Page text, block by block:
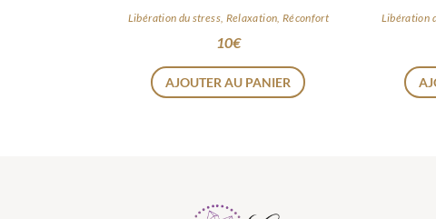
Libération du stress, Relaxation, Réconfort
10€
AJOUTER AU PANIER
Libération